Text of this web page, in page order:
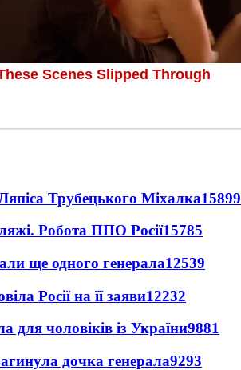
Трубецького Міхалка15899
Робота ППО Росії15785
ще одного генерала12539
Росії на її заяви12232
для чоловіків із України9881
дочка генерала9293